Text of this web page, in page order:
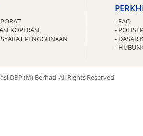
KOPERASI
PENGGUNAAN
- FAQ
- POLISI
- DASAR
-
DBP (M) Berhad. All Rights Reserved